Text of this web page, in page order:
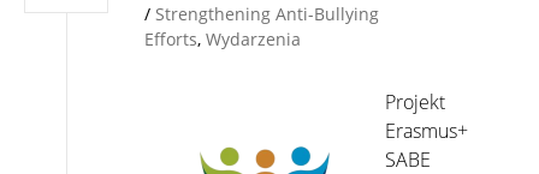
/ Strengthening Anti-Bullying
Efforts, Wydarzenia
Projekt
Erasmus+
SABE